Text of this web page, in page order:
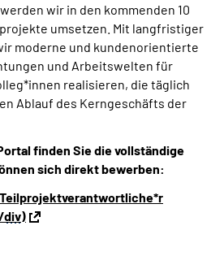
wir in den kommenden 10
umsetzen. Mit langfristiger
moderne und kundenorientierte
und Arbeitswelten für
realisieren, die täglich
Ablauf des Kerngeschäfts der
finden Sie die vollständige
sich direkt bewerben:
div)